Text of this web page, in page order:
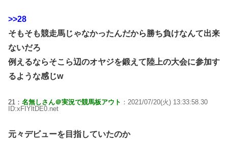
>>28
そもそも競走馬じゃなかったんだから勝ち負けなんて出来
ないだろ
例えるならそこら辺のオヤジを鍛えて陸上の大会に参加す
るような感じw
21： 名無しさん＠実況で競馬板アウト ：2021/07/20(火) 13:33:58.30
ID:xFIYltDE0.net
元々デビューを目指していたのか